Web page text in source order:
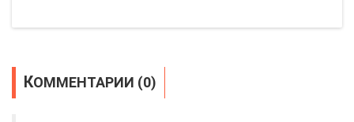
КОММЕНТАРИИ (0)